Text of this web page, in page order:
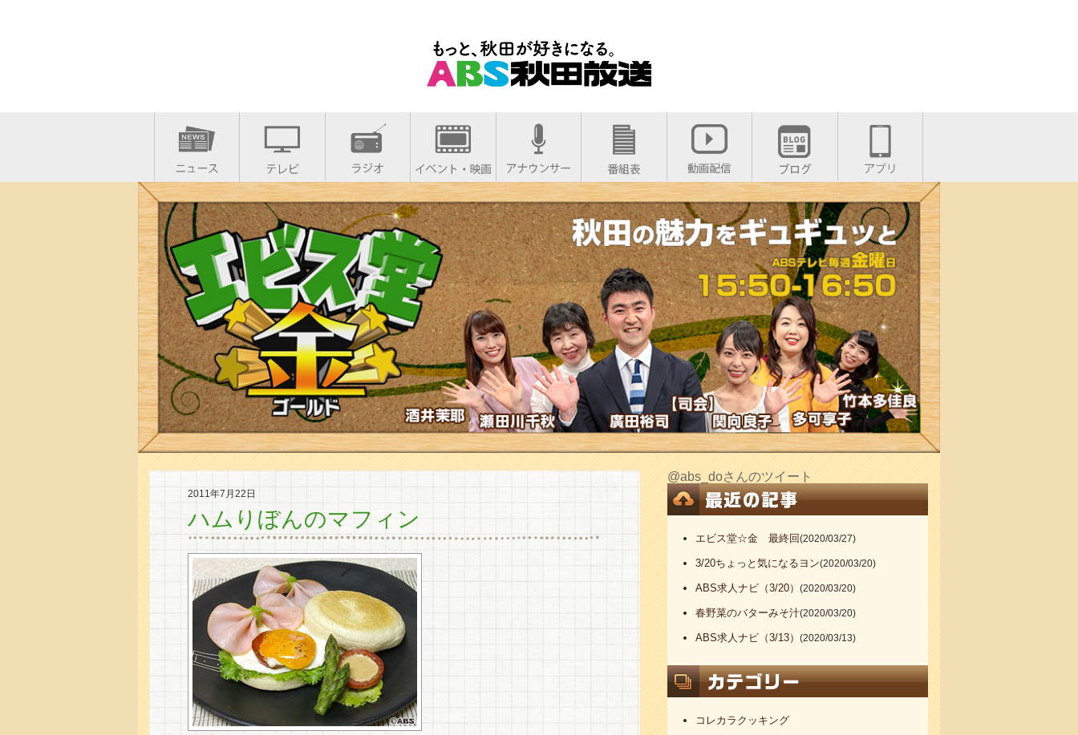
2011年7月22日
ハムりぼんのマフィン
@abs_doさんのツイート
エビス堂☆金 最終回(2020/03/27)
3/20ちょっと気になるヨン(2020/03/20)
ABS求人ナビ（3/20）(2020/03/20)
春野菜のバターみそ汁(2020/03/20)
ABS求人ナビ（3/13）(2020/03/13)
コレカラクッキング